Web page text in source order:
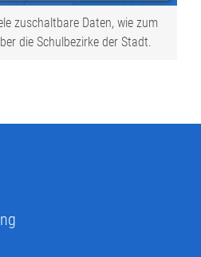
zuschaltbare Daten, wie zum
die Schulbezirke der Stadt.